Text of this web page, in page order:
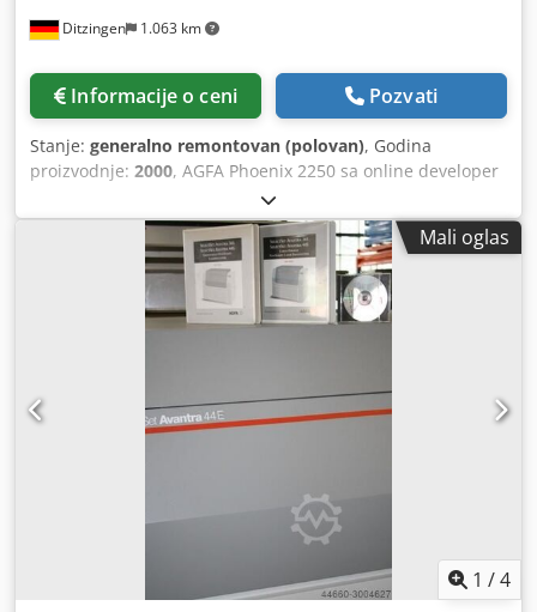
Ditzingen 1.063 km
Informacije o ceni Pozvati
Stanje: generalno remontovan (polovan), Godina
proizvodnje: 2000, AGFA Phoenix 2250 sa online developer
sistemom je potpuno testiran i očišćen. Rezolucije: 1200,
1800, 2400 i 3000 dpi - max. 570 × 736 mm. Uključuje
Techkon filmski densitometar. Biće nam drago da vam
pošaljemo više informacija i slika. Renovirano 2024. Cedpfx
Amofl Sxqouoha
Mali oglas
1 /4